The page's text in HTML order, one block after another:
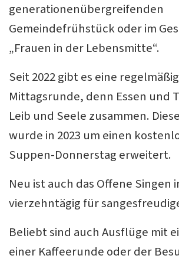
generationenübergreifenden
Gemeindefrühstück oder im
„Frauen in der Lebensmitte“.
Seit 2022 gibt es eine
Mittagsrunde, denn Essen und
Leib und Seele zusammen.
wurde in 2023 um einen
Suppen-Donnerstag erweitert.
Neu ist auch das Offene Singen
vierzehntägig für
Beliebt sind auch Ausflüge mit
einer Kaffeerunde oder der